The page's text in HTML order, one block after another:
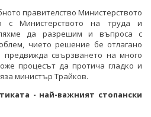
правителство Министерството
с Министерството на труда и
да разрешим и въпроса с
чието решение бе отлагано
предвижда свързването на много
процесът да протича гладко и
министър Трайков.
- най-важният стопански